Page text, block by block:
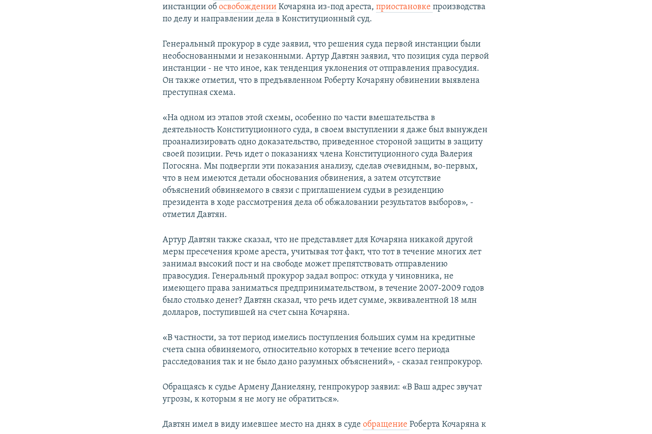
инстанции обосвобождении Кочаряна из-под ареста,приостановкепроизводства
по делу и направлении дела в Конституционный суд.
Генеральный прокурор в суде заявил, что решения суда первой инстанции были
необоснованными и незаконными. Артур Давтян заявил, что позиция суда первой
инстанции - не что иное, как тенденция уклонения от отправления правосудия.
Он также отметил, что в предъявленном Роберту Кочаряну обвинении выявлена
преступная схема.
«На одном из этапов этой схемы, особенно по части вмешательства в
деятельность Конституционного суда, в своем выступлении я даже был вынужден
проанализировать одно доказательство, приведенное стороной защиты в защиту
своей позиции. Речь идет о показаниях члена Конституционного суда Валерия
Погосяна. Мы подвергли эти показания анализу, сделав очевидным, во-первых,
что в нем имеются детали обоснования обвинения, а затем отсутствие
объяснений обвиняемого в связи с приглашением судьи в резиденцию
президента в ходе рассмотрения дела об обжаловании результатов выборов», -
отметил Давтян.
Артур Давтян также сказал, что не представляет для Кочаряна никакой другой
меры пресечения кроме ареста, учитывая тот факт, что тот в течение многих лет
занимал высокий пост и на свободе может препятствовать отправлению
правосудия. Генеральный прокурор задал вопрос: откуда у чиновника, не
имеющего права заниматься предпринимательством, в течение 2007-2009 годов
было столько денег? Давтян сказал, что речь идет сумме, эквивалентной 18 млн
долларов, поступившей на счет сына Кочаряна.
«В частности, за тот период имелись поступления больших сумм на кредитные
счета сына обвиняемого, относительно которых в течение всего периода
расследования так и не было дано разумных объяснений», - сказал генпрокурор.
Обращаясь к судье Армену Даниеляну, генпрокурор заявил: «В Ваш адрес звучат
угрозы, к которым я не могу не обратиться».
Давтян имел в виду имевшее место на днях в судеобращениеРоберта Кочаряна к